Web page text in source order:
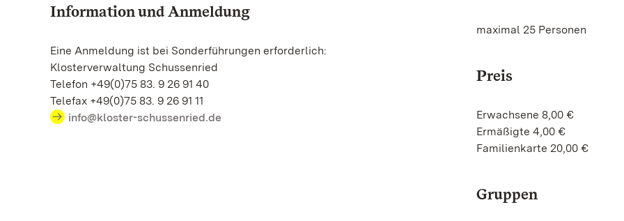
Information und Anmeldung
Eine Anmeldung ist bei Sonderführungen erforderlich:
Klosterverwaltung Schussenried
Telefon +49(0)75 83. 9 26 91 40
Telefax +49(0)75 83. 9 26 91 11
info@kloster-schussenried.de
maximal 25 Personen
Preis
Erwachsene 8,00 €
Ermäßigte 4,00 €
Familienkarte 20,00 €
Gruppen